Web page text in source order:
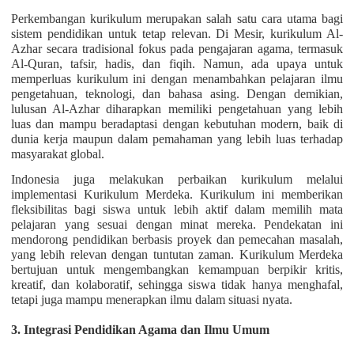
Perkembangan kurikulum merupakan salah satu cara utama bagi
sistem pendidikan untuk tetap relevan. Di Mesir, kurikulum Al-
Azhar secara tradisional fokus pada pengajaran agama, termasuk
Al-Quran, tafsir, hadis, dan fiqih. Namun, ada upaya untuk
memperluas kurikulum ini dengan menambahkan pelajaran ilmu
pengetahuan, teknologi, dan bahasa asing. Dengan demikian,
lulusan Al-Azhar diharapkan memiliki pengetahuan yang lebih
luas dan mampu beradaptasi dengan kebutuhan modern, baik di
dunia kerja maupun dalam pemahaman yang lebih luas terhadap
masyarakat global.
Indonesia juga melakukan perbaikan kurikulum melalui
implementasi Kurikulum Merdeka. Kurikulum ini memberikan
fleksibilitas bagi siswa untuk lebih aktif dalam memilih mata
pelajaran yang sesuai dengan minat mereka. Pendekatan ini
mendorong pendidikan berbasis proyek dan pemecahan masalah,
yang lebih relevan dengan tuntutan zaman. Kurikulum Merdeka
bertujuan untuk mengembangkan kemampuan berpikir kritis,
kreatif, dan kolaboratif, sehingga siswa tidak hanya menghafal,
tetapi juga mampu menerapkan ilmu dalam situasi nyata.
3. Integrasi Pendidikan Agama dan Ilmu Umum